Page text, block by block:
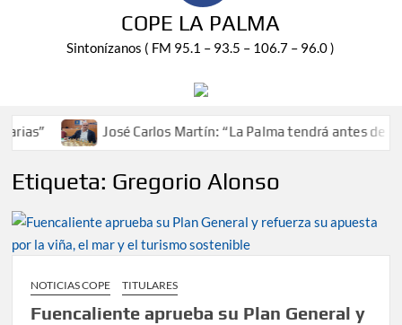
COPE LA PALMA
Sintonízanos ( FM 95.1 – 93.5 – 106.7 – 96.0 )
José Carlos Martín: “La Palma tendrá antes de 2030 un
Etiqueta: Gregorio Alonso
NOTICIAS COPE TITULARES
Fuencaliente aprueba su Plan General y